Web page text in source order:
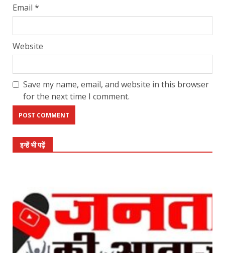
Email *
Website
Save my name, email, and website in this browser
for the next time I comment.
इन्हें भी पढ़ें